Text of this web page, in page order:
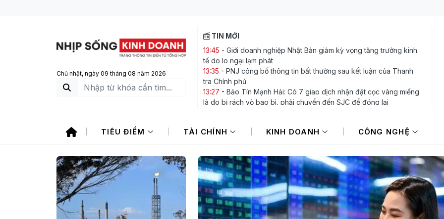
Chủ nhật, ngày 09 tháng 08 năm 2026
TIN MỚI
13:45 - Giới doanh nghiệp Nhật Bản giảm kỳ vọng tăng trưởng kinh
tế do lo ngại lạm phát
13:35 - PNJ công bố thông tin bất thường sau kết luận của Thanh
tra Chính phủ
13:27 - Bảo Tín Mạnh Hải: Có 7 giao dịch nhận đặt cọc vàng miếng
là do bị rách vỏ bao bì, phải chuyển đến SJC để đóng lại
12:38- Các khoản hoàn thuế tác động tích cực đến kết quả kinh
doanh của doanh nghiệp Mỹ
TIÊU ĐIỂM TÀI CHÍNH KINH DOANH CÔNG NGHỆ